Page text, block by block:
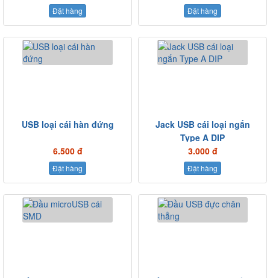
Đặt hàng Đặt hàng
USB loại cái hàn đứng
6.500 đ
Đặt hàng
Jack USB cái loại ngắn
Type A DIP
3.000 đ
Đặt hàng